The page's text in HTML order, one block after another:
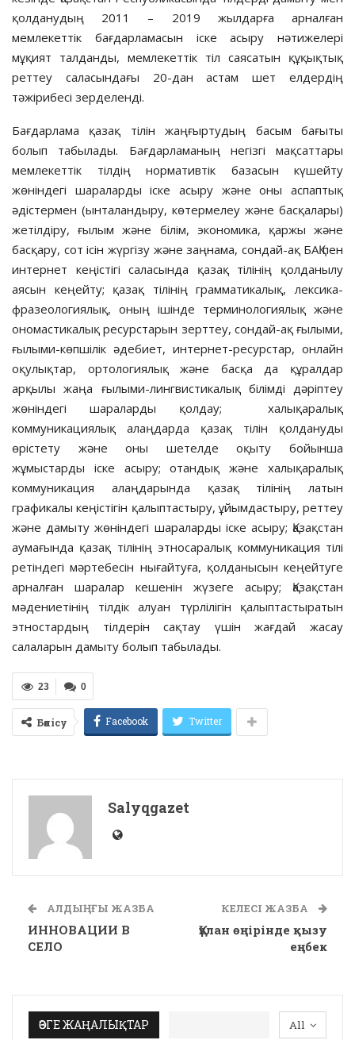
қолданудың 2011 – 2019 жылдарға арналған
мемлекеттік бағдарламасын іске асыру нәтижелері
мұқият талданды, мемлекеттік тіл саясатын құқықтық
реттеу саласындағы 20-дан астам шет елдердің
тәжірибесі зерделенді.
Бағдарлама қазақ тілін жаңғыртудың басым бағыты
болып табылады. Бағдарламаның негізгі мақсаттары
мемлекеттік тілдің нормативтік базасын күшейту
жөніндегі шараларды іске асыру және оны аспаптық
әдістермен (ынталандыру, көтермелеу және басқалары)
жетілдіру, ғылым және білім, экономика, қаржы және
басқару, сот ісін жүргізу және заңнама, сондай-ақ БАҚ пен
интернет кеңістігі саласында қазақ тілінің қолданылу
аясын кеңейту; қазақ тілінің грамматикалық, лексика-
фразеологиялық, оның ішінде терминологиялық және
ономастикалық ресурстарын зерттеу, сондай-ақ ғылыми,
ғылыми-көпшілік әдебиет, интернет-ресурстар, онлайн
оқулықтар, ортологиялық және басқа да құралдар
арқылы жаңа ғылыми-лингвистикалық білімді дәріптеу
жөніндегі шараларды қолдау; халықаралық
коммуникациялық алаңдарда қазақ тілін қолдануды
өрістету және оны шетелде оқыту бойынша
жұмыстарды іске асыру; отандық және халықаралық
коммуникация алаңдарында қазақ тілінің латын
графикалы кеңістігін қалыптастыру, ұйымдастыру, реттеу
және дамыту жөніндегі шараларды іске асыру; Қазақстан
аумағында қазақ тілінің этносаралық коммуникация тілі
ретіндегі мәртебесін нығайтуға, қолданысын кеңейтуге
арналған шаралар кешенін жүзеге асыру; Қазақстан
мәдениетінің тілдік алуан түрлілігін қалыптастыратын
этностардың тілдерін сақтау үшін жағдай жасау
салаларын дамыту болып табылады.
0
23
Бөлісу Facebook Twitter
Salyqgazet
АЛДЫҢҒЫ ЖАЗБА
ИННОВАЦИИ В
СЕЛО
КЕЛЕСІ ЖАЗБА
Құлан өңірінде қызу
еңбек
All
ӨЗГЕ ЖАҢАЛЫҚТАР